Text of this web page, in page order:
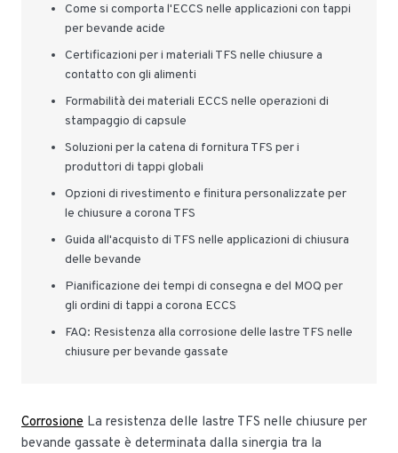
Come si comporta l'ECCS nelle applicazioni con tappi
per bevande acide
Certificazioni per i materiali TFS nelle chiusure a
contatto con gli alimenti
Formabilità dei materiali ECCS nelle operazioni di
stampaggio di capsule
Soluzioni per la catena di fornitura TFS per i
produttori di tappi globali
Opzioni di rivestimento e finitura personalizzate per
le chiusure a corona TFS
Guida all'acquisto di TFS nelle applicazioni di chiusura
delle bevande
Pianificazione dei tempi di consegna e del MOQ per
gli ordini di tappi a corona ECCS
FAQ: Resistenza alla corrosione delle lastre TFS nelle
chiusure per bevande gassate
Corrosione La resistenza delle lastre TFS nelle chiusure per
bevande gassate è determinata dalla sinergia tra la